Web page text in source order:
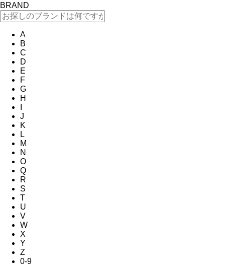
BRAND
A
B
C
D
E
F
G
H
J
K
L
M
N
O
Q
R
S
T
U
V
W
X
Y
Z
0-9